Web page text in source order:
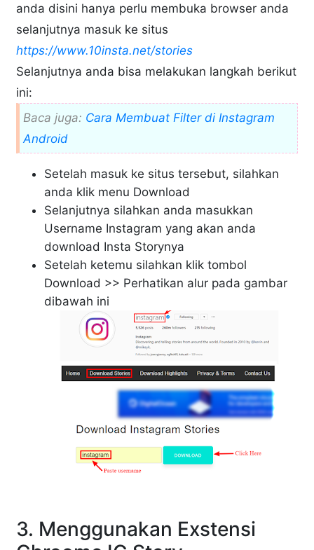
anda disini hanya perlu membuka browser anda
selanjutnya masuk ke situs
https://www.10insta.net/stories
Selanjutnya anda bisa melakukan langkah berikut
ini:
Baca juga: Cara Membuat Filter di Instagram
Android
Setelah masuk ke situs tersebut, silahkan
anda klik menu Download
Selanjutnya silahkan anda masukkan
Username Instagram yang akan anda
download Insta Storynya
Setelah ketemu silahkan klik tombol
Download >> Perhatikan alur pada gambar
dibawah ini
3. Menggunakan Exstensi